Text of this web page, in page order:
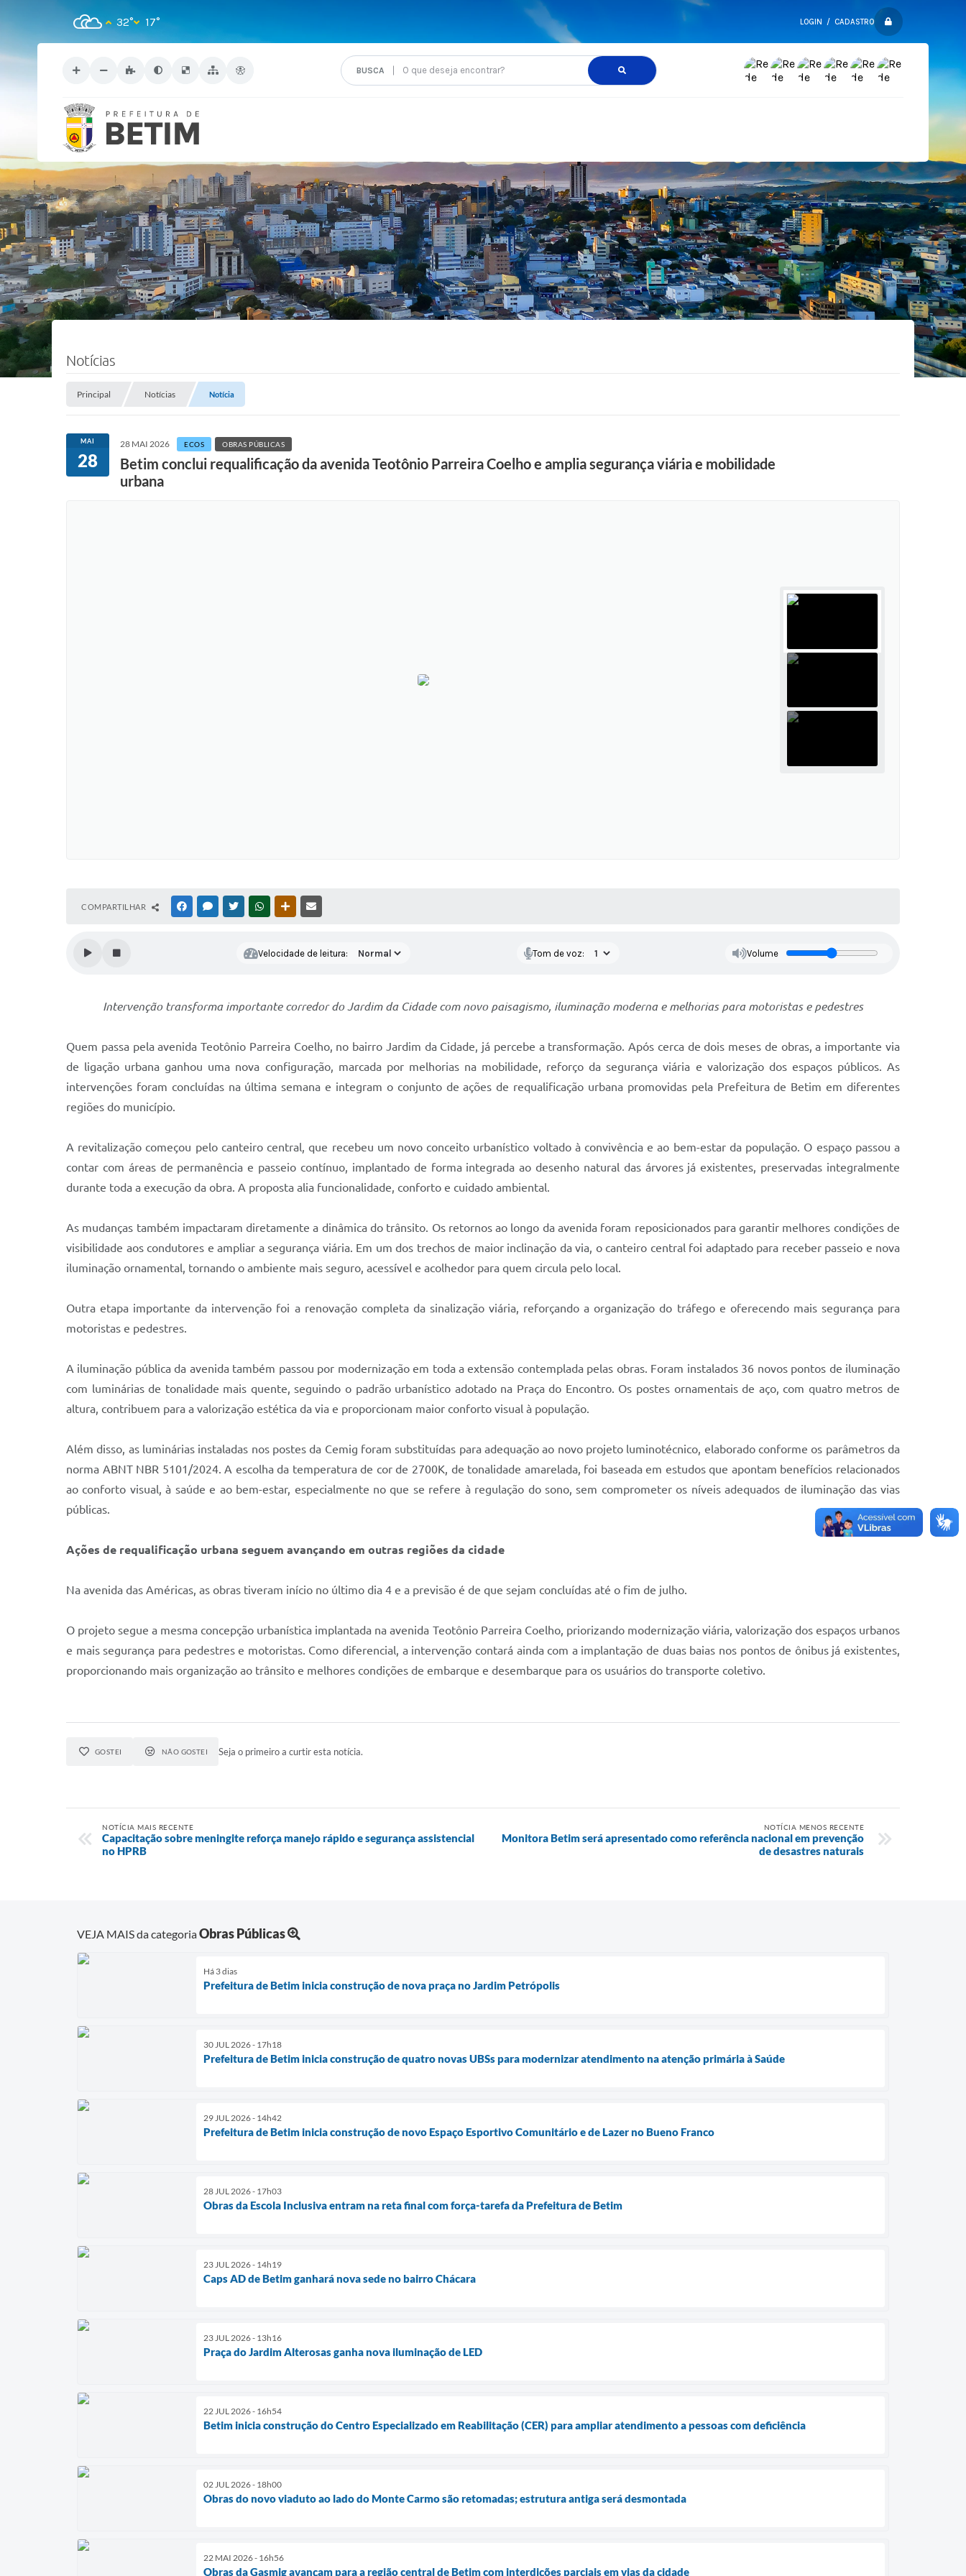
LOGIN / CADASTRO
O que deseja encontrar?
32° 17°
Notícias
Principal Notícias Notícia
MAI
28
28 MAI 2026 ECOS OBRAS PÚBLICAS
Betim conclui requalificação da avenida Teotônio Parreira Coelho e amplia segurança viária e mobilidade
urbana
COMPARTILHAR FACEBOOKMESSENGER
TWITTERWHATSAPPOUTRAS MÍDIAS
Velocidade de leitura: Tom de voz: Volume
Intervenção transforma importante corredor do Jardim da Cidade com novo paisagismo, iluminação moderna e melhorias para motoristas e pedestres
Quem passa pela avenida Teotônio Parreira Coelho, no bairro Jardim da Cidade, já percebe a transformação. Após cerca de dois meses de obras, a importante via
de ligação urbana ganhou uma nova configuração, marcada por melhorias na mobilidade, reforço da segurança viária e valorização dos espaços públicos. As
intervenções foram concluídas na última semana e integram o conjunto de ações de requalificação urbana promovidas pela Prefeitura de Betim em diferentes
regiões do município.
A revitalização começou pelo canteiro central, que recebeu um novo conceito urbanístico voltado à convivência e ao bem-estar da população. O espaço passou a
contar com áreas de permanência e passeio contínuo, implantado de forma integrada ao desenho natural das árvores já existentes, preservadas integralmente
durante toda a execução da obra. A proposta alia funcionalidade, conforto e cuidado ambiental.
As mudanças também impactaram diretamente a dinâmica do trânsito. Os retornos ao longo da avenida foram reposicionados para garantir melhores condições de
visibilidade aos condutores e ampliar a segurança viária. Em um dos trechos de maior inclinação da via, o canteiro central foi adaptado para receber passeio e nova
iluminação ornamental, tornando o ambiente mais seguro, acessível e acolhedor para quem circula pelo local.
Outra etapa importante da intervenção foi a renovação completa da sinalização viária, reforçando a organização do tráfego e oferecendo mais segurança para
motoristas e pedestres.
A iluminação pública da avenida também passou por modernização em toda a extensão contemplada pelas obras. Foram instalados 36 novos pontos de iluminação
com luminárias de tonalidade mais quente, seguindo o padrão urbanístico adotado na Praça do Encontro. Os postes ornamentais de aço, com quatro metros de
altura, contribuem para a valorização estética da via e proporcionam maior conforto visual à população.
Além disso, as luminárias instaladas nos postes da Cemig foram substituídas para adequação ao novo projeto luminotécnico, elaborado conforme os parâmetros da
norma ABNT NBR 5101/2024. A escolha da temperatura de cor de 2700K, de tonalidade amarelada, foi baseada em estudos que apontam benefícios relacionados
ao conforto visual, à saúde e ao bem-estar, especialmente no que se refere à regulação do sono, sem comprometer os níveis adequados de iluminação das vias
públicas.
Ações de requalificação urbana seguem avançando em outras regiões da cidade
Na avenida das Américas, as obras tiveram início no último dia 4 e a previsão é de que sejam concluídas até o fim de julho.
O projeto segue a mesma concepção urbanística implantada na avenida Teotônio Parreira Coelho, priorizando modernização viária, valorização dos espaços urbanos
e mais segurança para pedestres e motoristas. Como diferencial, a intervenção contará ainda com a implantação de duas baias nos pontos de ônibus já existentes,
proporcionando mais organização ao trânsito e melhores condições de embarque e desembarque para os usuários do transporte coletivo.
GOSTEI NÃO GOSTEI Seja o primeiro a curtir esta notícia.
NOTÍCIA MAIS RECENTE
Capacitação sobre meningite reforça manejo rápido e segurança assistencial
no HPRB
NOTÍCIA MENOS RECENTE
Monitora Betim será apresentado como referência nacional em prevenção
de desastres naturais
VEJA MAIS da categoriaObras Públicas
Há 3 dias
Prefeitura de Betim inicia construção de nova praça no Jardim Petrópolis
30 JUL 2026 - 17h18
Prefeitura de Betim inicia construção de quatro novas UBSs para modernizar atendimento na atenção primária à Saúde
29 JUL 2026 - 14h42
Prefeitura de Betim inicia construção de novo Espaço Esportivo Comunitário e de Lazer no Bueno Franco
28 JUL 2026 - 17h03
Obras da Escola Inclusiva entram na reta final com força-tarefa da Prefeitura de Betim
23 JUL 2026 - 14h19
Caps AD de Betim ganhará nova sede no bairro Chácara
23 JUL 2026 - 13h16
Praça do Jardim Alterosas ganha nova iluminação de LED
22 JUL 2026 - 16h54
Betim inicia construção do Centro Especializado em Reabilitação (CER) para ampliar atendimento a pessoas com deficiência
02 JUL 2026 - 18h00
Obras do novo viaduto ao lado do Monte Carmo são retomadas; estrutura antiga será desmontada
22 MAI 2026 - 16h56
Obras da Gasmig avançam para a região central de Betim com interdições parciais em vias da cidade